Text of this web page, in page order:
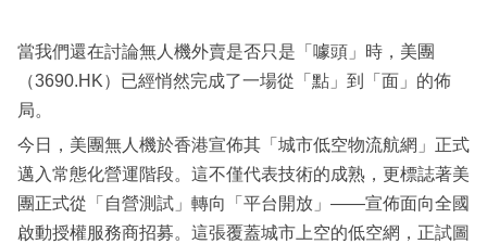
當我們還在討論無人機外賣是否只是「噱頭」時，美團
（3690.HK）已經悄然完成了一場從「點」到「面」的佈
局。
今日，美團無人機於香港宣佈其「城市低空物流航網」正式
邁入常態化營運階段。這不僅代表技術的成熟，更標誌著美
團正式從「自營測試」轉向「平台開放」——宣佈面向全國
啟動授權服務商招募。這張覆蓋城市上空的低空網，正試圖